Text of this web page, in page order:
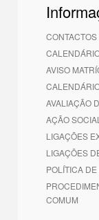
CONTACTOS
AVISO
AVALIAÇÃO
AÇÃO
LIGAÇÕES
LIGAÇÕES
POLÍTICA
COMUM